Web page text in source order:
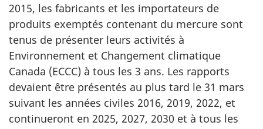
2015, les fabricants et les importateurs de
produits exemptés contenant du mercure sont
tenus de présenter leurs activités à
Environnement et Changement climatique
Canada (ECCC) à tous les 3 ans. Les rapports
devaient être présentés au plus tard le 31 mars
suivant les années civiles 2016, 2019, 2022, et
continueront en 2025, 2027, 2030 et à tous les